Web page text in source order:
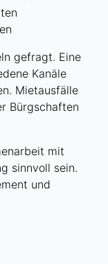
gefragt. Eine
Kanäle
Mietausfälle
Bürgschaften
mit
sinnvoll sein.
und